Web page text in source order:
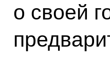
о своей